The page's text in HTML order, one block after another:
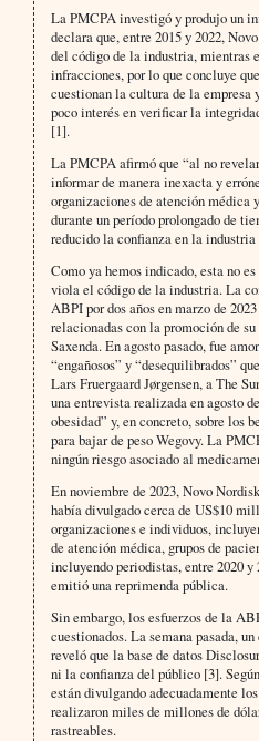
La PMCPA investigó y produjo un
declara que, entre 2015 y 2022,
del código de la industria, mientras
infracciones, por lo que concluye
cuestionan la cultura de la empresa
poco interés en verificar la
[1].
La PMCPA afirmó que “al no
informar de manera inexacta y
organizaciones de atención médica
durante un período prolongado de
reducido la confianza en la
Como ya hemos indicado, esta no
viola el código de la industria. La
ABPI por dos años en marzo de
relacionadas con la promoción de
Saxenda. En agosto pasado, fue
“engañosos” y “desequilibrados”
Lars Fruergaard Jørgensen, a The
una entrevista realizada en agosto
obesidad” y, en concreto, sobre los
para bajar de peso Wegovy. La
ningún riesgo asociado al
En noviembre de 2023, Novo
había divulgado cerca de US$10
organizaciones e individuos,
de atención médica, grupos de
incluyendo periodistas, entre 2020
emitió una reprimenda pública.
Sin embargo, los esfuerzos de la
cuestionados. La semana pasada,
reveló que la base de datos
ni la confianza del público [3].
están divulgando adecuadamente
realizaron miles de millones de
rastreables.